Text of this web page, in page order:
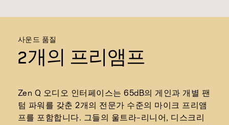
사운드 품질
2개의 프리앰프
Zen Q 오디오 인터페이스는 65dB의 게인과 개별 팬
텀 파워를 갖춘 2개의 전문가 수준의 마이크 프리앰
프를 포함합니다. 그들의 울트라-리니어, 디스크리